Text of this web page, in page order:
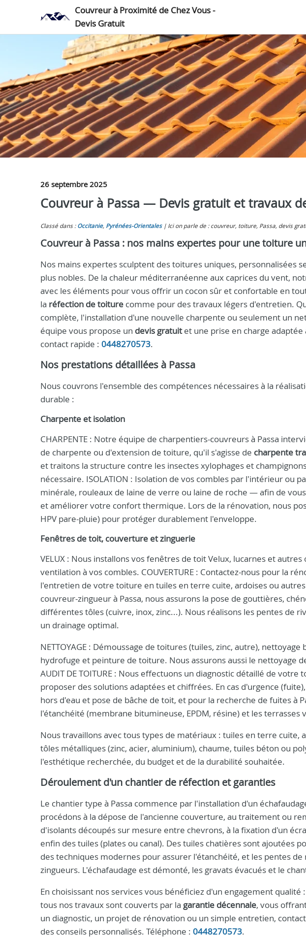
Couvreur à Proximité de Chez Vous -
Devis Gratuit
26 septembre 2025
Couvreur à Passa — Devis gratuit et travaux
Classé dans : Occitanie, Pyrénées-Orientales Ici on parle de : couvreur, toiture, Passa, devis
Couvreur à Passa : nos mains expertes pour une toiture
Nos mains expertes sculptent des toitures uniques, personnalisées
plus nobles. De la chaleur méditerranéenne aux caprices du vent,
avec les éléments pour vous offrir un cocon sûr et confortable en
la réfection de toiture comme pour des travaux légers d'entretien.
complète, l'installation d'une nouvelle charpente ou seulement un
équipe vous propose un devis gratuitet une prise en charge
contact rapide : 0448270573.
Nos prestations détaillées à Passa
Nous couvrons l'ensemble des compétences nécessaires à la
durable :
Charpente et isolation
CHARPENTE : Notre équipe de charpentiers-couvreurs à Passa
de charpente ou d'extension de toiture, qu'il s'agisse de charpente
et traitons la structure contre les insectes xylophages et
nécessaire. ISOLATION : Isolation de vos combles par l'intérieur ou
minérale, rouleaux de laine de verre ou laine de roche — afin de
et améliorer votre confort thermique. Lors de la rénovation, nous
HPV pare-pluie) pour protéger durablement l'enveloppe.
Fenêtres de toit, couverture et zinguerie
VELUX : Nous installons vos fenêtres de toit Velux, lucarnes et
ventilation à vos combles. COUVERTURE : Contactez-nous pour la
l'entretien de votre toiture en tuiles en terre cuite, ardoises ou autres
couvreur-zingueur à Passa, nous assurons la pose de gouttières,
différentes tôles (cuivre, inox, zinc...). Nous réalisons les pentes de
un drainage optimal.
NETTOYAGE : Démoussage de toitures (tuiles, zinc, autre),
hydrofuge et peinture de toiture. Nous assurons aussi le nettoyage
AUDIT DE TOITURE : Nous effectuons un diagnostic détaillé de
proposer des solutions adaptées et chiffrées. En cas d'urgence
hors d'eau et pose de bâche de toit, et pour la recherche de fuites à
l'étanchéité (membrane bitumineuse, EPDM, résine) et les terrasses
Nous travaillons avec tous types de matériaux : tuiles en terre cuite,
tôles métalliques (zinc, acier, aluminium), chaume, tuiles béton ou
l'esthétique recherchée, du budget et de la durabilité souhaitée.
Déroulement d'un chantier de réfection et garanties
Le chantier type à Passa commence par l'installation d'un
procédons à la dépose de l'ancienne couverture, au traitement ou
d'isolants découpés sur mesure entre chevrons, à la fixation d'un
enfin des tuiles (plates ou canal). Des tuiles chatières sont ajoutées
des techniques modernes pour assurer l'étanchéité, et les pentes
zingueurs. L'échafaudage est démonté, les gravats évacués et le
En choisissant nos services vous bénéficiez d'un engagement
tous nos travaux sont couverts par la garantie décennale, vous
un diagnostic, un projet de rénovation ou un simple entretien,
des conseils personnalisés. Téléphone : 0448270573.